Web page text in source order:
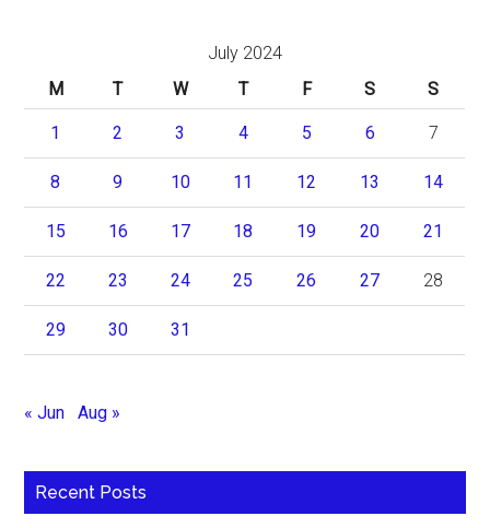
July 2024
M
T W T F S S
1 2 3 4 5 6 7
8 9 10 11 12 13 14
15 16 17 18 19 20 21
22 23 24 25 26 27 28
29 30 31
« Jun Aug »
Recent Posts